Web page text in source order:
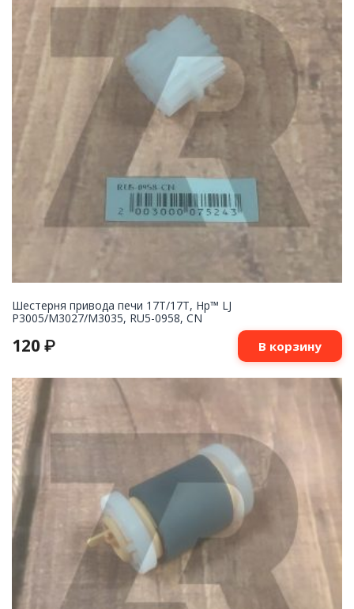
Шестерня привода печи 17T/17T, Hp™ LJ
P3005/M3027/M3035, RU5-0958, CN
120 ₽ В корзину